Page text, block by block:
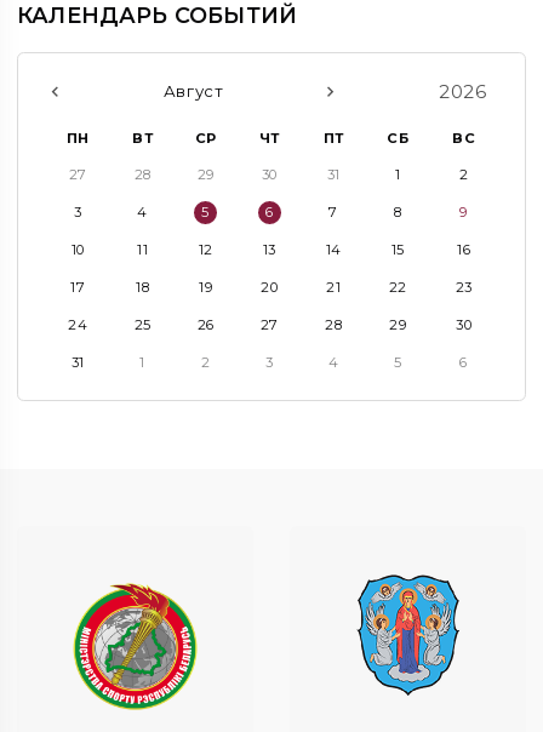
КАЛЕНДАРЬ СОБЫТИЙ
Август 2026
ПН ВТ СР ЧТ ПТ СБ ВС
27 28 29 30 31 1 2
3 4 5 6 7 8 9
10 11 12 13 14 15 16
17 18 19 20 21 22 23
24 25 26 27 28 29 30
31 1 2 3 4 5 6